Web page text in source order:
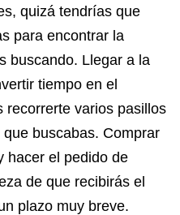
quizá tendrías que
para encontrar la
buscando. Llegar a la
tiempo en el
recorrerte varios pasillos
buscabas. Comprar
hacer el pedido de
de que recibirás el
plazo muy breve.